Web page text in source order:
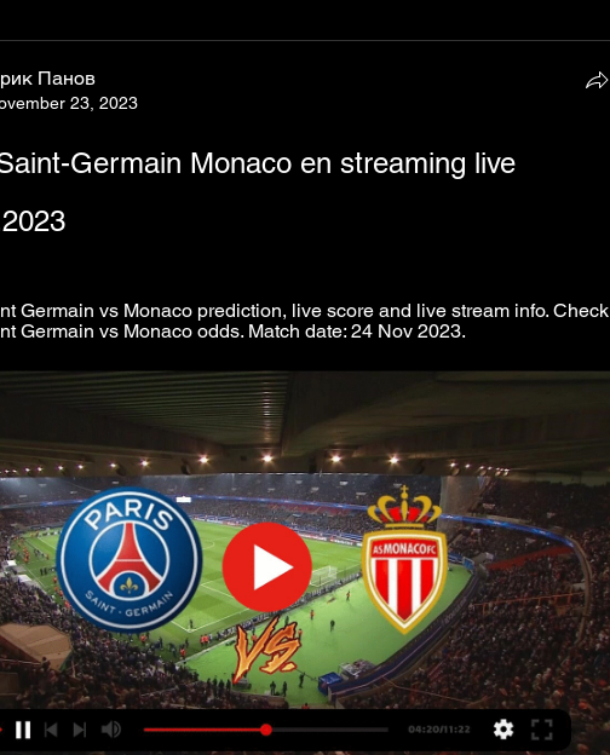
Панов
23, 2023
Germain Monaco en streaming live
Germain vs Monaco prediction, live score and live stream info. Check
Germain vs Monaco odds. Match date: 24 Nov 2023.